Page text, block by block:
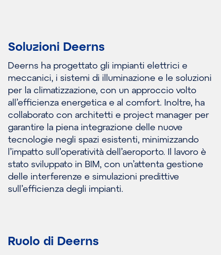
Soluzioni Deerns
Deerns ha progettato gli impianti elettrici e
meccanici, i sistemi di illuminazione e le soluzioni
per la climatizzazione, con un approccio volto
all’efficienza energetica e al comfort. Inoltre, ha
collaborato con architetti e project manager per
garantire la piena integrazione delle nuove
tecnologie negli spazi esistenti, minimizzando
l’impatto sull’operatività dell’aeroporto. Il lavoro è
stato sviluppato in BIM, con un’attenta gestione
delle interferenze e simulazioni predittive
sull’efficienza degli impianti.
Ruolo di Deerns